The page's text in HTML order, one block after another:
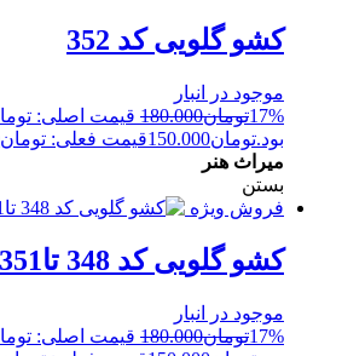
کشو گلویی کد 352
موجود در انبار
17%تومان180.000
بود.تومان150.000قیمت فعلی: تومان150.000.
میراث هنر
بستن
فروش ویژه
کشو گلویی کد 348 تا351
موجود در انبار
17%تومان180.000